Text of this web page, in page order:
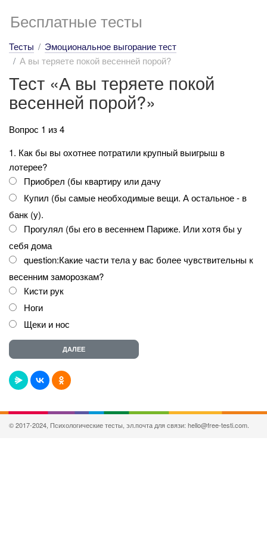
Бесплатные тесты
Тесты
Эмоциональное выгорание тест
А вы теряете покой весенней порой?
Тест «А вы теряете покой
весенней порой?»
Вопрос 1 из 4
1. Как бы вы охотнее потратили крупный выигрыш в
лотерее?
Приобрел (бы квартиру или дачу
Купил (бы самые необходимые вещи. А остальное - в
банк (у).
Прогулял (бы его в весеннем Париже. Или хотя бы у
себя дома
question:Какие части тела у вас более чувствительны к
весенним заморозкам?
Кисти рук
Ноги
Щеки и нос
© 2017-2024, Психологические тесты, эл.почта для связи: hello@free-testi.com.